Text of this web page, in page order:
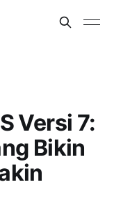
Versi 7:
Bikin